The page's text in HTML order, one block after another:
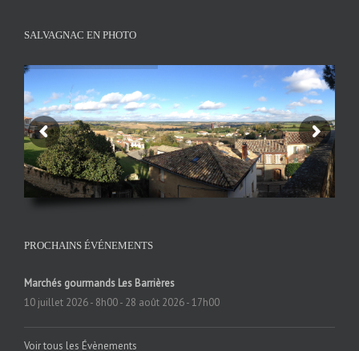
SALVAGNAC EN PHOTO
PROCHAINS ÉVÉNEMENTS
Marchés gourmands Les Barrières
10 juillet 2026 - 8h00- 28 août 2026 - 17h00
Voir tous les Évènements